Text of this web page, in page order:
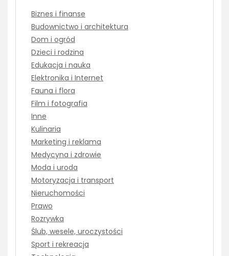
Biznes i finanse
Budownictwo i architektura
Dom i ogród
Dzieci i rodzina
Edukacja i nauka
Elektronika i Internet
Fauna i flora
Film i fotografia
Inne
Kulinaria
Marketing i reklama
Medycyna i zdrowie
Moda i uroda
Motoryzacja i transport
Nieruchomości
Prawo
Rozrywka
Ślub, wesele, uroczystości
Sport i rekreacja